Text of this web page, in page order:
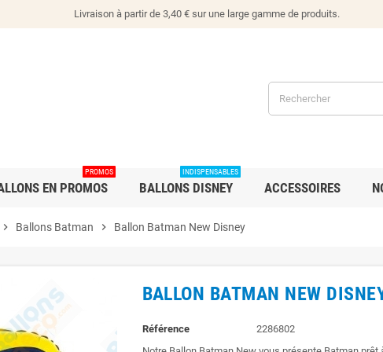
Livraison à partir de 3,40 € sur une large gamme de produits.
EN PROMOS
PROMOS
BALLONS DISNEY
INDISPENSABLES
ACCESSOIRES
chevron_right Ballons Batman chevron_right Ballon Batman New Disney
BALLON BATMAN NEW
Référence
2286802